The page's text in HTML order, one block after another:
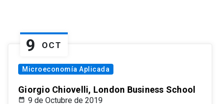
9 OCT
Microeconomía Aplicada
Giorgio Chiovelli, London Business School
9 de Octubre de 2019